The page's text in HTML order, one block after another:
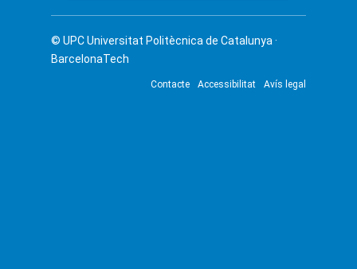
© UPCUniversitat Politècnica de Catalunya ·
BarcelonaTech
Contacte Accessibilitat Avís legal